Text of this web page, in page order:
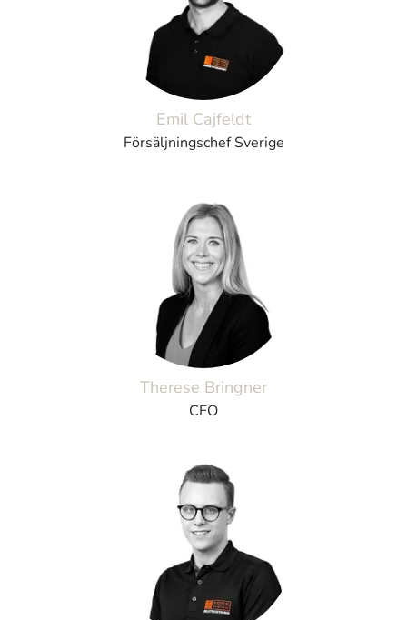
Emil Cajfeldt
Försäljningschef Sverige
Therese Bringner
CFO